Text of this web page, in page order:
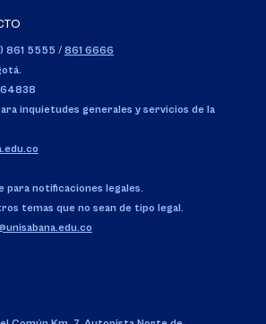
861 5555 / 861 6666
inquietudes generales y servicios de la
notificaciones legales.
temas que no sean de tipo legal.